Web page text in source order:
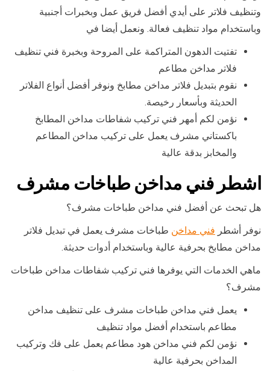
وتنظيف فلاتر على أيدي أفضل فريق عمل وبخبرات أجنبية
وباستخدام مواد تنظيف فعالة. ونعمل أيضا في
تفتيت الدهون المتراكمة على المروحة وبخبرة فني تنظيف
فلاتر مداخن مطاعم
نقوم بتبديل فلاتر مداخن مطابخ ونوفر أفضل أنواع الفلاتر
الحديثة وبأسعار رخيصة.
نؤمن لكم أمهر فني تركيب شفاطات مداخن المطابخ
باكستاني مشرف يعمل على تركيب مداخن المطاعم
والمخابز بدقة عالية
اشطر فني مداخن طباخات مشرف
هل تبحث عن أفضل فني مداخن طباخات مشرف؟
نوفر أشطر فني مداخن طباخات مشرف يعمل في تبديل فلاتر
مداخن مطابخ بحرفية عالية وباستخدام أدوات حديثة.
ماهي الخدمات التي يوفرها فني تركيب شفاطات مداخن طباخات
مشرف؟
يعمل فني مداخن طباخات مشرف على تنظيف مداخن
مطاعم باستخدام أفضل مواد تنظيف
نؤمن لكم فني مداخن هود مطاعم يعمل على فك وتركيب
المداخن بحرفية عالية